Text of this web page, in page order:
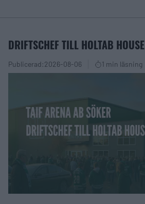
DRIFTSCHEF TILL HOLTAB HOUSE
Publicerad:2026-08-06 1 min läsning